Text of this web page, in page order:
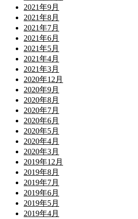
2021年9月
2021年8月
2021年7月
2021年6月
2021年5月
2021年4月
2021年3月
2020年12月
2020年9月
2020年8月
2020年7月
2020年6月
2020年5月
2020年4月
2020年3月
2019年12月
2019年8月
2019年7月
2019年6月
2019年5月
2019年4月